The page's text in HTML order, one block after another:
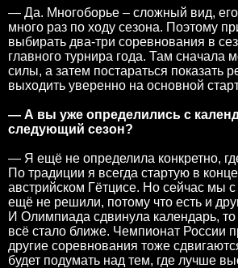
— Да. Многоборье – сложный вид, его
много раз по ходу сезона. Поэтому
выбирать два-три соревнования в
главного турнира года. Там сначала
силы, а затем постараться показать
выходить уверенно на основной
— А вы уже определились с
следующий сезон?
— Я ещё не определила конкретно,
По традиции я всегда стартую в
австрийском Гётцисе. Но сейчас мы
ещё не решили, потому что есть и
И Олимпиада сдвинула календарь,
всё стало ближе. Чемпионат России
другие соревнования тоже
будет подумать над тем, где лучше